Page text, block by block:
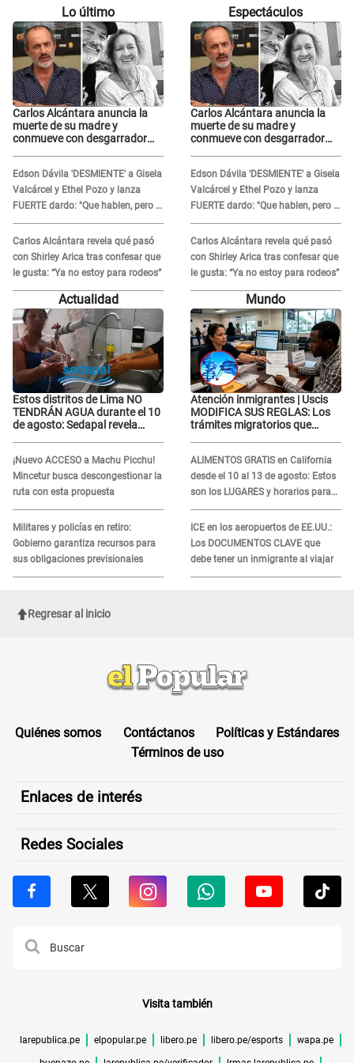
Lo último
Carlos Alcántara anuncia la
muerte de su madre y
conmueve con desgarrador
Edson Dávila 'DESMIENTE' a Gisela
Valcárcel y Ethel Pozo y lanza
FUERTE dardo: "Que hablen, pero la
verdad siempre se sabe"
Carlos Alcántara revela qué pasó
con Shirley Arica tras confesar que
le gusta: “Ya no estoy para rodeos”
Espectáculos
Carlos Alcántara anuncia la
muerte de su madre y
conmueve con desgarrador
Edson Dávila 'DESMIENTE' a Gisela
Valcárcel y Ethel Pozo y lanza
FUERTE dardo: "Que hablen, pero la
verdad siempre se sabe"
Carlos Alcántara revela qué pasó
con Shirley Arica tras confesar que
le gusta: “Ya no estoy para rodeos”
Actualidad
Estos distritos de Lima NO
TENDRÁN AGUA durante el 10
de agosto: Sedapal revela
¡Nuevo ACCESO a Machu Picchu!
Mincetur busca descongestionar la
ruta con esta propuesta
Militares y policías en retiro:
Gobierno garantiza recursos para
sus obligaciones previsionales
Mundo
Atención inmigrantes | Uscis
MODIFICA SUS REGLAS: Los
trámites migratorios que
ALIMENTOS GRATIS en California
desde el 10 al 13 de agosto: Estos
son los LUGARES y horarios para
recibir la ayuda
ICE en los aeropuertos de EE.UU.:
Los DOCUMENTOS CLAVE que
debe tener un inmigrante al viajar
Regresar al inicio
Quiénes somos Contáctanos
Políticas y Estándares
Términos de uso
Enlaces de interés
Redes Sociales
Visita también
larepublica.pe elpopular.pe libero.pe libero.pe/esports wapa.pe